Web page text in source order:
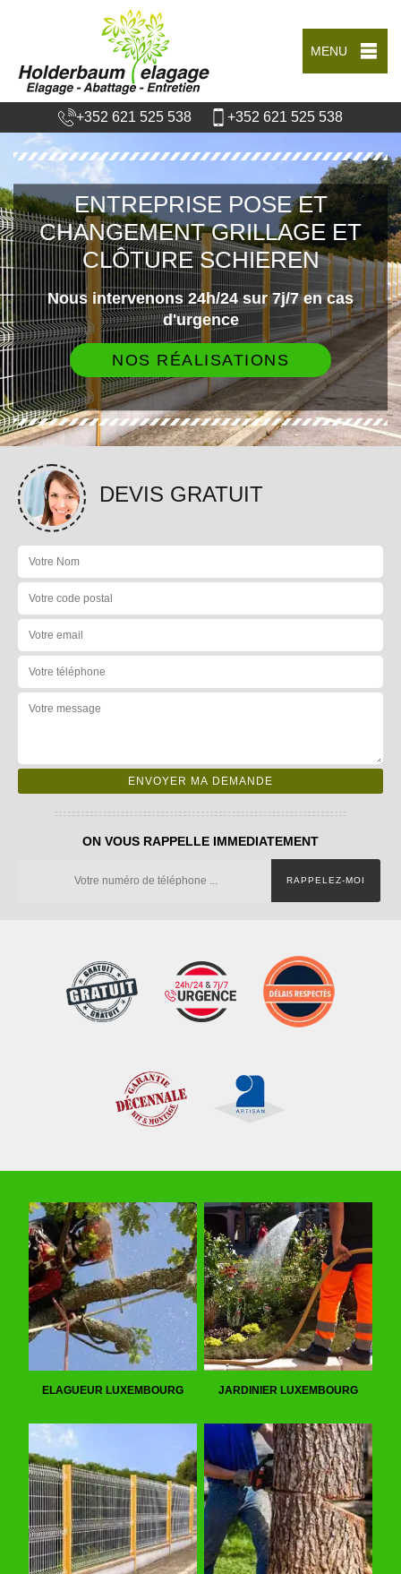
MENU
+352 621 525 538 +352 621 525 538
ENTREPRISE POSE ET
CHANGEMENT GRILLAGE ET
CLÔTURE SCHIEREN
Nous intervenons 24h/24 sur 7j/7 en cas
d'urgence
NOS RÉALISATIONS
DEVIS GRATUIT
ON VOUS RAPPELLE IMMEDIATEMENT
ELAGUEUR LUXEMBOURG JARDINIER LUXEMBOURG